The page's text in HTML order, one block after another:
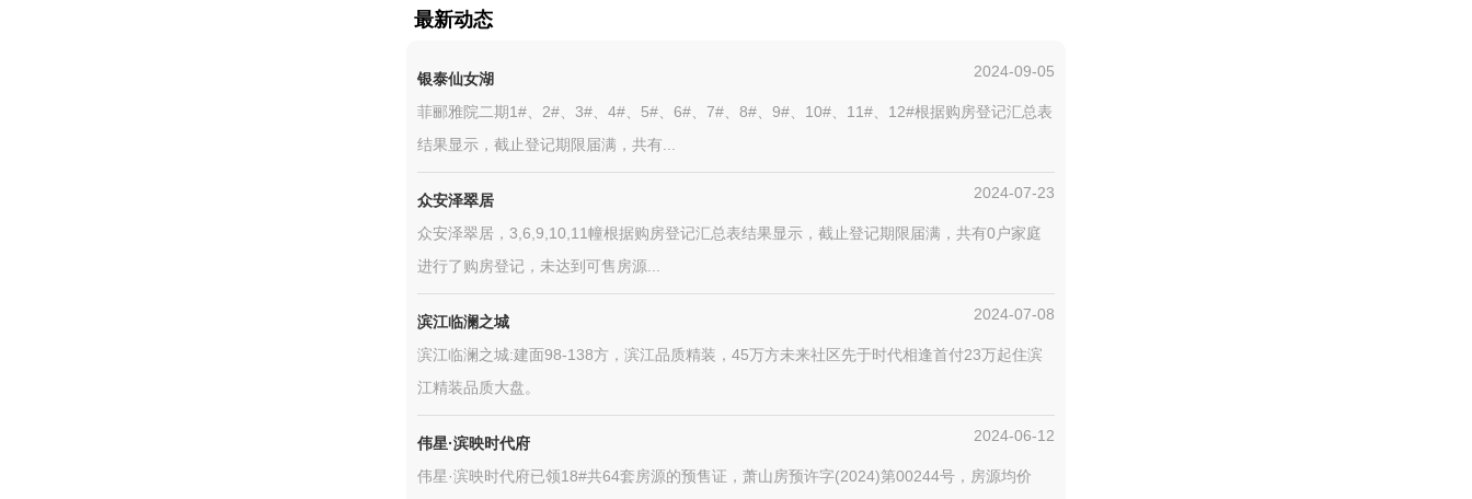
最新动态
银泰仙女湖 2024-09-05
菲郦雅院二期1#、2#、3#、4#、5#、6#、7#、8#、9#、10#、11#、12#根据购房登记汇总表
结果显示，截止登记期限届满，共有...
众安泽翠居 2024-07-23
众安泽翠居，3,6,9,10,11幢根据购房登记汇总表结果显示，截止登记期限届满，共有0户家庭
进行了购房登记，未达到可售房源...
滨江临澜之城 2024-07-08
滨江临澜之城:建面98-138方，滨江品质精装，45万方未来社区先于时代相逢首付23万起住滨
江精装品质大盘。
伟星·滨映时代府 2024-06-12
伟星·滨映时代府已领18#共64套房源的预售证，萧山房预许字(2024)第00244号，房源均价